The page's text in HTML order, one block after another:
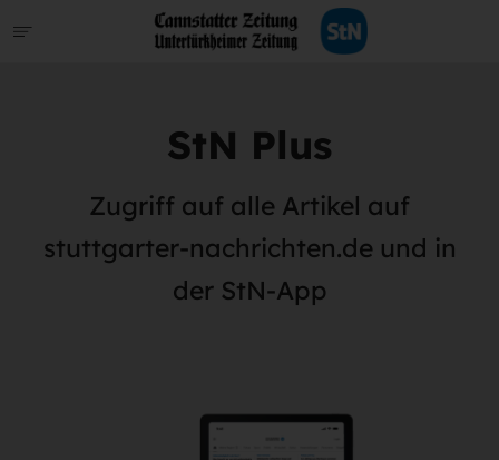
StN Plus
Zugriff auf alle Artikel auf
stuttgarter-nachrichten.de und in
der StN-App